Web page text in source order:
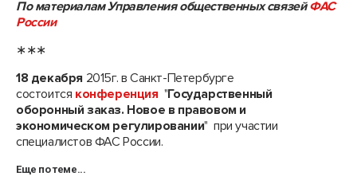
По материалам Управления общественных связейФАС
России
∗∗∗
18 декабря 2015г. в Санкт-Петербурге
состоится конференция "Государственный
оборонный заказ. Новое в правовом и
экономическом регулировании" при участии
специалистов ФАС России.
Еще по теме...